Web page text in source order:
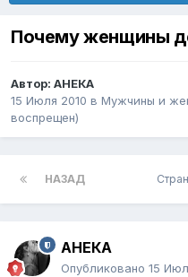
Почему женщины
Автор: АНЕКА
15 Июля 2010 в Мужчины и
воспрещен)
НАЗАД
АНЕКА
Опубликовано 15